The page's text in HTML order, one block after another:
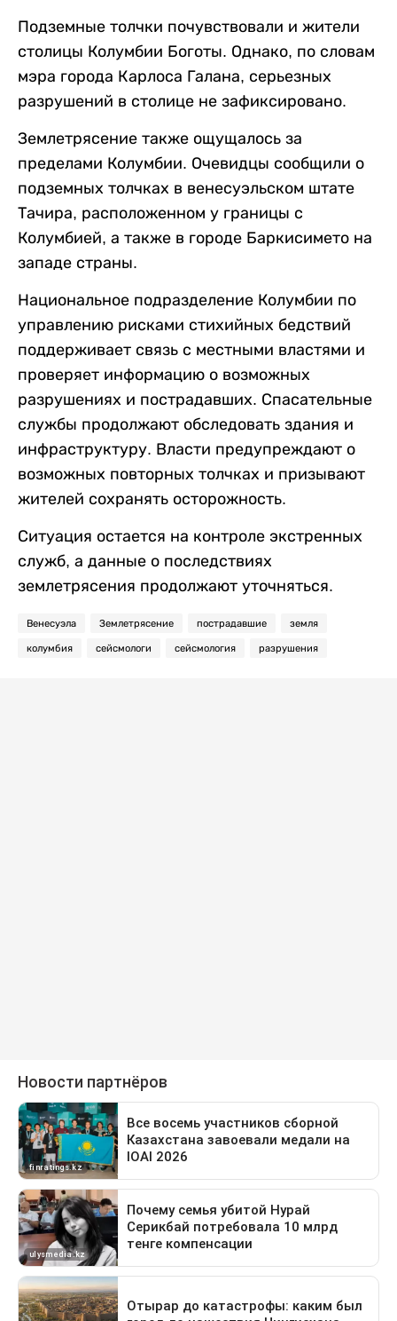
Подземные толчки почувствовали и жители
столицы Колумбии Боготы. Однако, по словам
мэра города Карлоса Галана, серьезных
разрушений в столице не зафиксировано.
Землетрясение также ощущалось за
пределами Колумбии. Очевидцы сообщили о
подземных толчках в венесуэльском штате
Тачира, расположенном у границы с
Колумбией, а также в городе Баркисимето на
западе страны.
Национальное подразделение Колумбии по
управлению рисками стихийных бедствий
поддерживает связь с местными властями и
проверяет информацию о возможных
разрушениях и пострадавших. Спасательные
службы продолжают обследовать здания и
инфраструктуру. Власти предупреждают о
возможных повторных толчках и призывают
жителей сохранять осторожность.
Ситуация остается на контроле экстренных
служб, а данные о последствиях
землетрясения продолжают уточняться.
Венесуэла Землетрясение пострадавшие земля
колумбия сейсмологи сейсмология разрушения